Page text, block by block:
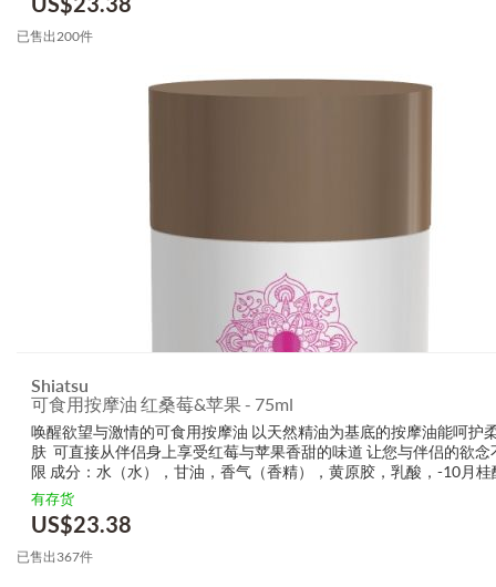
已售出200件
Shiatsu
可食用按摩油 红桑莓&苹果 - 75ml
唤醒欲望与激情的可食用按摩油 以天然精油为基底的按摩油能呵护
肤 可直接从伴侣身上享受红莓与苹果香甜的味道 让您与伴侣的欲念
限 成分：水（水），甘油，香气（香精），黄原胶，乳酸，-10月桂
油酯，糖精钠，苯甲酸钠，山梨酸钾，柠檬酸
有存货
US$23.38
已售出367件